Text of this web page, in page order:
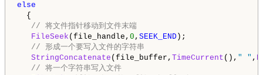
else
{
// 将文件指针移动到文件末端
FileSeek (file_handle, 0 , SEEK_END );
// 形成一个要写入文件的字符串
StringConcatenate (file_buffer, TimeCurrent (), " " ,
// 将一个字符串写入文件